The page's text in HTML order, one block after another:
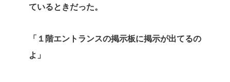
ているときだった。
「１階エントランスの掲示板に掲示が出てるの
よ」